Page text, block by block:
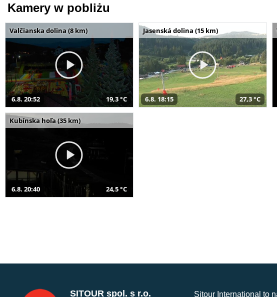
Kamery w pobliżu
Valčianska dolina (8 km)
6.8. 20:52 19,3 °C
Jasenská dolina (15 km)
6.8. 18:15 27,3 °C
Kubínska hoľa (35 km)
6.8. 20:40 24,5 °C
SITOUR spol. s r.o. Sitour International to